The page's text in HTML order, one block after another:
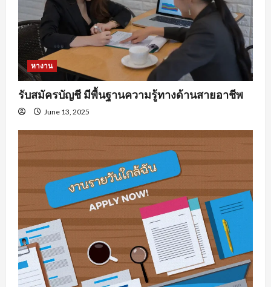
หางาน
รับสมัครบัญชี มีพื้นฐานความรู้ทางด้านสายอาชีพ
June 13, 2025